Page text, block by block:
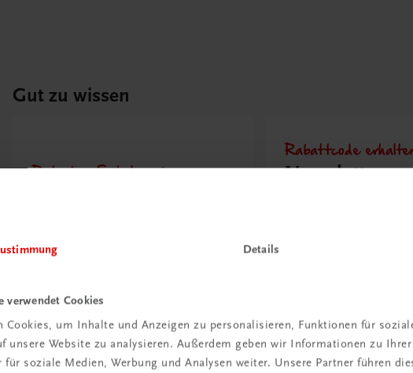
Details
verwendet Cookies
Cookies, um Inhalte und Anzeigen zu personalisieren, Funktionen für
unsere Website zu analysieren. Außerdem geben wir Informationen zu
für soziale Medien, Werbung und Analysen weiter. Unsere Partner führen
Gut zu wissen
Ratgeber Schulpraxis
umgehen?
Rabattcode
Newsletter